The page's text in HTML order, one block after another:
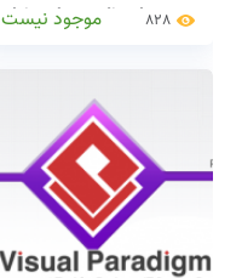
پارادایم(visual paradigm)
828 موجود نیست